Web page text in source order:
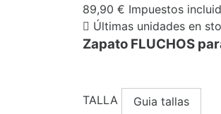
89,90 € Impuestos
Últimas unidades en
Zapato FLUCHOS
TALLA
Guia tallas